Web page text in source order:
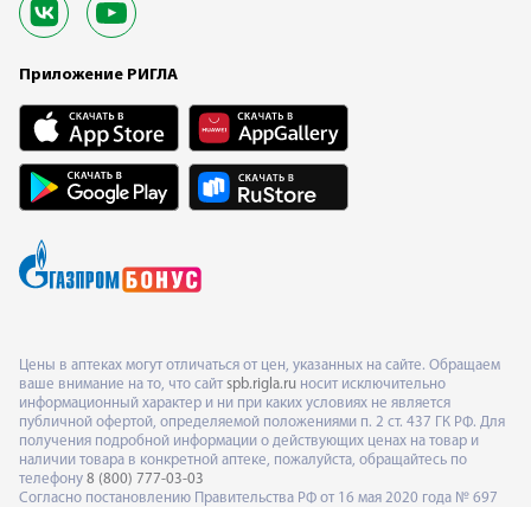
Приложение РИГЛА
Цены в аптеках могут отличаться от цен, указанных на сайте. Обращаем
ваше внимание на то, что сайт spb.rigla.ru носит исключительно
информационный характер и ни при каких условиях не является
публичной офертой, определяемой положениями п. 2 ст. 437 ГК РФ. Для
получения подробной информации о действующих ценах на товар и
наличии товара в конкретной аптеке, пожалуйста, обращайтесь по
телефону 8 (800) 777-03-03
Согласно постановлению Правительства РФ от 16 мая 2020 года № 697